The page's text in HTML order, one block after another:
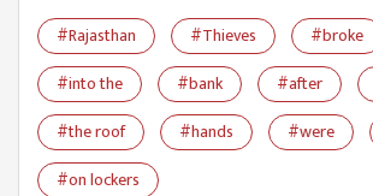
#Rajasthan #Thieves
#broke
#into the
#bank #after
#the roof
#hands #were
#on lockers